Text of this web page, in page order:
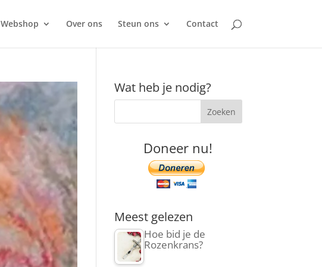
Webshop Over ons Steun ons Contact
Wat heb je nodig?
Doneer nu!
Meest gelezen
Hoe bid je de
Rozenkrans?